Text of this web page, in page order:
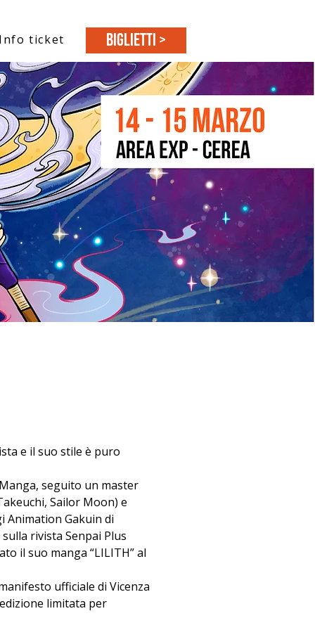
ticket BIGLIETTI >
e il suo stile è puro
seguito un master
Sailor Moon) e
Animation Gakuin di
rivista Senpai Plus
il suo manga “LILITH” al
ufficiale di Vicenza
limitata per